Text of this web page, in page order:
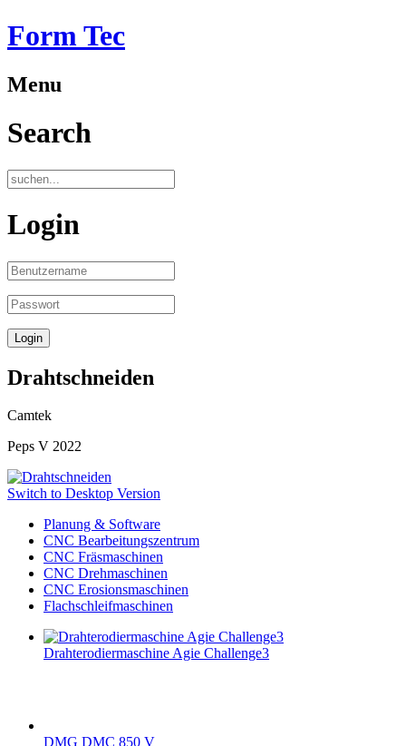
Form Tec
Menu
Search
Login
Drahtschneiden
Camtek
Peps V 2022
Switch to Desktop Version
Planung & Software
CNC Bearbeitungszentrum
CNC Fräsmaschinen
CNC Drehmaschinen
CNC Erosionsmaschinen
Flachschleifmaschinen
Drahterodiermaschine Agie Challenge3
DMG DMC 850 V